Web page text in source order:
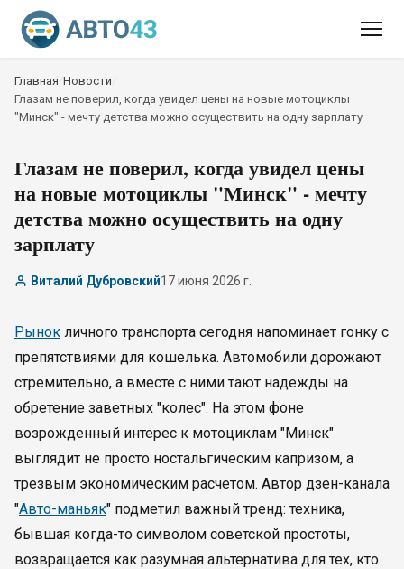
Главная Новости
Глазам не поверил, когда увидел цены на новые мотоциклы
"Минск" - мечту детства можно осуществить на одну зарплату
Глазам не поверил, когда увидел цены
на новые мотоциклы "Минск" - мечту
детства можно осуществить на одну
зарплату
Виталий Дубровский17 июня 2026 г.
Рынок личного транспорта сегодня напоминает гонку с
препятствиями для кошелька. Автомобили дорожают
стремительно, а вместе с ними тают надежды на
обретение заветных "колес". На этом фоне
возрожденный интерес к мотоциклам "Минск"
выглядит не просто ностальгическим капризом, а
трезвым экономическим расчетом. Автор дзен-канала
"Авто-маньяк" подметил важный тренд: техника,
бывшая когда-то символом советской простоты,
возвращается как разумная альтернатива для тех, кто